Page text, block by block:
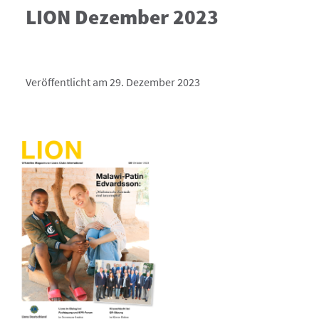
LION Dezember 2023
Veröffentlicht am 29. Dezember 2023